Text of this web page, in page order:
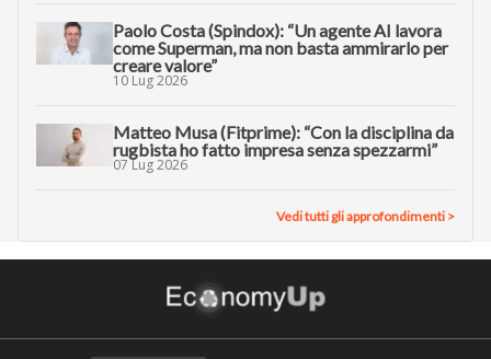
Paolo Costa (Spindox): “Un agente AI lavora
come Superman, ma non basta ammirarlo per
creare valore”
10 Lug 2026
Matteo Musa (Fitprime): “Con la disciplina da
rugbista ho fatto impresa senza spezzarmi”
07 Lug 2026
Vedi tutti gli approfondimenti >